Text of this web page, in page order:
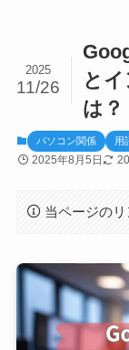
と
は？
2025
11/26
パソコン関係 用
2025年8月5日
当ページのリ